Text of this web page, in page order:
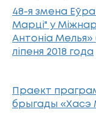
48-я змена
Марці" у
Антоніа Мелья»
ліпеня 2018 года
Праект
брыгады «Хасэ